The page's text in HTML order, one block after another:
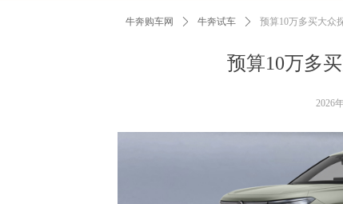
预算10万多
牛奔购车网 ꄲ 牛奔试车 ꄲ 预算10万多买大众
2026